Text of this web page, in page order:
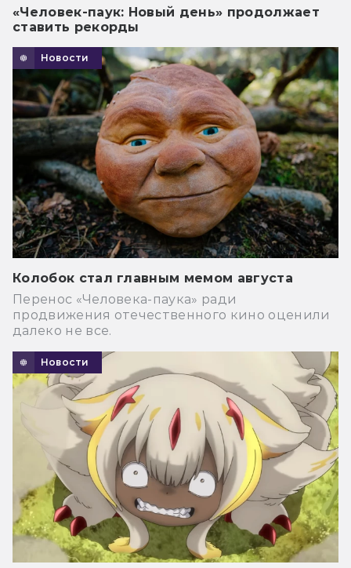
«Человек-паук: Новый день» продолжает
ставить рекорды
Новости
Колобок стал главным мемом августа
Перенос «Человека-паука» ради
продвижения отечественного кино оценили
далеко не все.
Новости